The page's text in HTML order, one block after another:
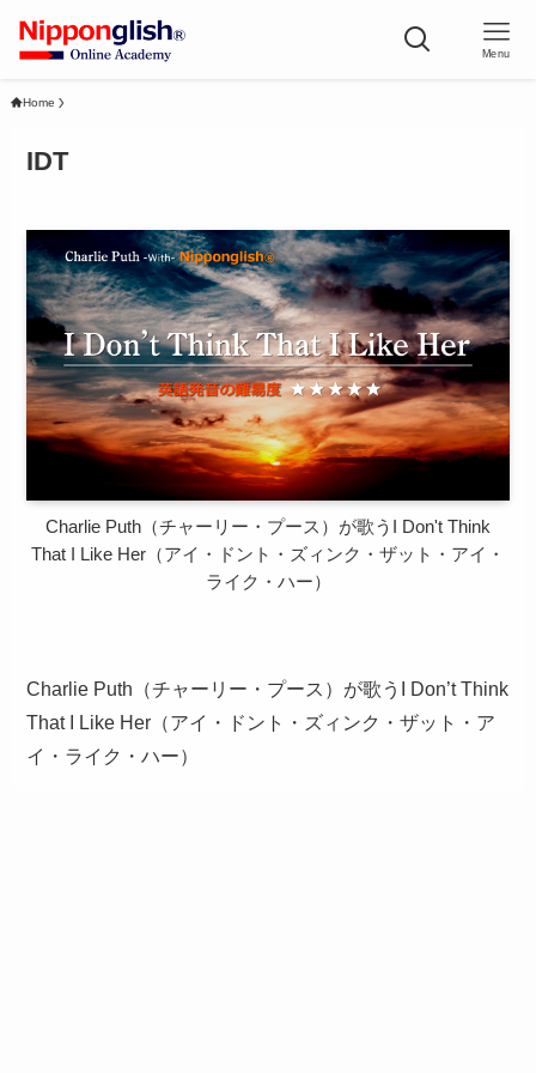
Menu
Home
IDT
Charlie Puth（チャーリー・プース）が歌うI Don't Think
That I Like Her（アイ・ドント・ズィンク・ザット・アイ・
ライク・ハー）
Charlie Puth（チャーリー・プース）が歌うI Don’t Think
That I Like Her（アイ・ドント・ズィンク・ザット・ア
イ・ライク・ハー）